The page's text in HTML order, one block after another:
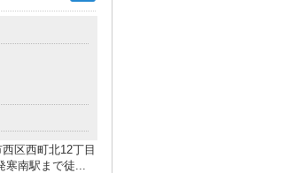
区西町北12丁目
寒南駅まで徒...